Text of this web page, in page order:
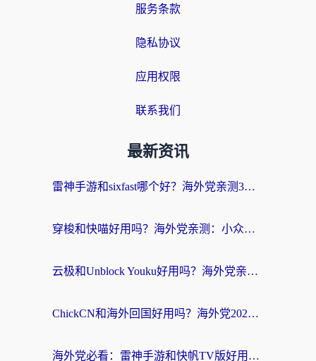
服务条款
隐私协议
应用权限
联系我们
最新资讯
雷神手游和sixfast哪个好？海外党亲测3款回国加速器，教你选对不踩坑
穿梭和快喵好用吗？海外党亲测：小众加速器对比+番茄加速器深度体验
云极和Unblock Youku好用吗？海外党亲测+2026回国加速器避坑指南
ChickCN和海外回国好用吗？海外党2026亲测：从手游到影音，选对加速器的3个关键
海外党必看：雷神手游和快帆TV版好用吗？3步选对回国加速器不踩坑